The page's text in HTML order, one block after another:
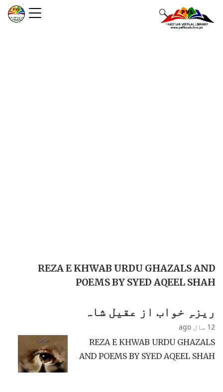
REZA E KHWAB URDU GHAZALS AND
POEMS BY SYED AQEEL SHAH
ریزہِ خواب از عقیل شاہ
12 سال ago
REZA E KHWAB URDU GHAZALS
AND POEMS BY SYED AQEEL SHAH